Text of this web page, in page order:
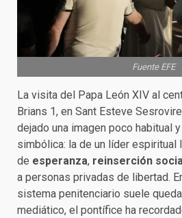
Fuente EFE
La visita del Papa León XIV al
Brians 1, en Sant Esteve
dejado una imagen poco habitual
simbólica: la de un líder espiritual
de esperanza, reinserción
a personas privadas de libertad.
sistema penitenciario suele
mediático, el pontífice ha